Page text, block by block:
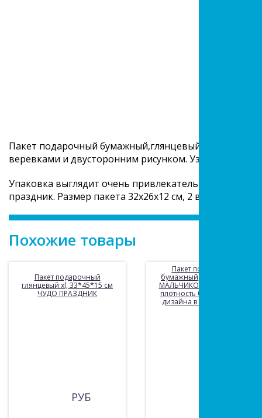
Пакет подарочный бумажный,глянцевый ЗАМОК/
веревками и двусторонним рисунком. Узкие
Упаковка выглядит очень привлекательно. В таком
праздник. Размер пакета 32х26х12 см, 2 вида в
Похожие товары
Пакет подарочный
глянцевый xl, 33*45*15 см
ЧУДО ПРАЗДНИК
РУБ
Пакет подарочный
бумажный, глянцевый Д/
МАЛЬЧИКОВ, 32х26х14 см,
плотность бумаги 128 г, 3
дизайна в ассортименте